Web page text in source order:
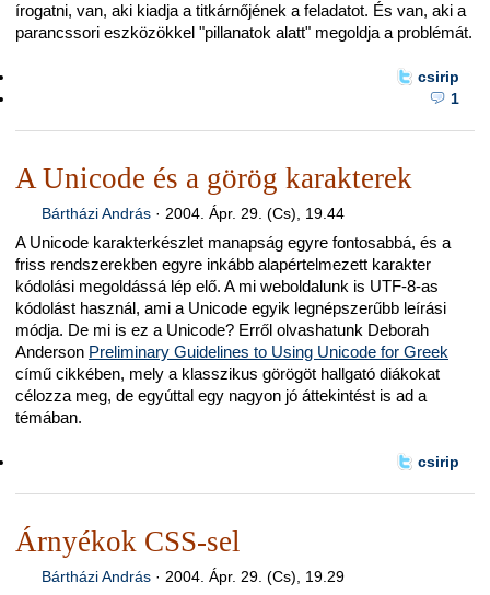
írogatni, van, aki kiadja a titkárnőjének a feladatot. És van, aki a
parancssori eszközökkel "pillanatok alatt" megoldja a problémát.
csirip
1
A Unicode és a görög karakterek
Bártházi András· 2004. Ápr. 29. (Cs), 19.44
A Unicode karakterkészlet manapság egyre fontosabbá, és a
friss rendszerekben egyre inkább alapértelmezett karakter
kódolási megoldássá lép elő. A mi weboldalunk is UTF-8-as
kódolást használ, ami a Unicode egyik legnépszerűbb leírási
módja. De mi is ez a Unicode? Erről olvashatunk Deborah
Anderson Preliminary Guidelines to Using Unicode for Greek
című cikkében, mely a klasszikus görögöt hallgató diákokat
célozza meg, de egyúttal egy nagyon jó áttekintést is ad a
témában.
csirip
Árnyékok CSS-sel
Bártházi András· 2004. Ápr. 29. (Cs), 19.29